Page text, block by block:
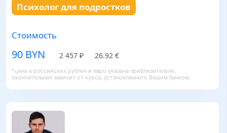
Психолог для подростков
Стоимость
90 BYN 2 457 ₽ 26.92 €
*цена в российских рублях и евро указана приблизительно,
окончательная зависит от курса, установленного Вашим банком.